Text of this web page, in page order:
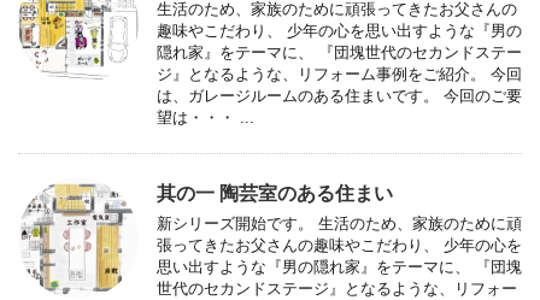
生活のため、家族のために頑張ってきたお父さんの
趣味やこだわり、 少年の心を思い出すような『男の
隠れ家』をテーマに、 『団塊世代のセカンドステー
ジ』となるような、リフォーム事例をご紹介。 今回
は、ガレージルームのある住まいです。 今回のご要
望は・・・ ...
其の一 陶芸室のある住まい
新シリーズ開始です。 生活のため、家族のために頑
張ってきたお父さんの趣味やこだわり、 少年の心を
思い出すような『男の隠れ家』をテーマに、 『団塊
世代のセカンドステージ』となるような、リフォー